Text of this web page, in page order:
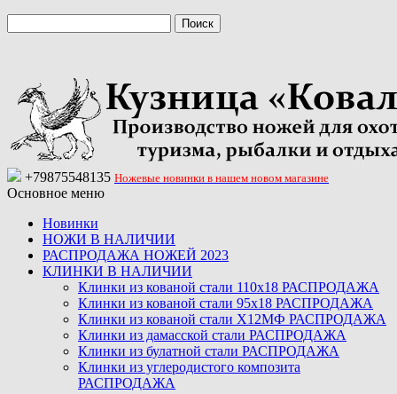
+79875548135 Ножевые новинки в нашем новом магазине
Основное меню
Новинки
НОЖИ В НАЛИЧИИ
РАСПРОДАЖА НОЖЕЙ 2023
КЛИНКИ В НАЛИЧИИ
Клинки из кованой стали 110х18 РАСПРОДАЖА
Клинки из кованой стали 95х18 РАСПРОДАЖА
Клинки из кованой стали Х12МФ РАСПРОДАЖА
Клинки из дамасской стали РАСПРОДАЖА
Клинки из булатной стали РАСПРОДАЖА
Клинки из углеродистого композита
РАСПРОДАЖА